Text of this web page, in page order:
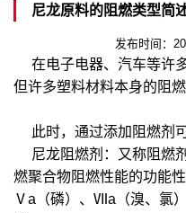
尼龙原料的阻燃类型简
发布时间：
在电子电器、汽车等许
但许多塑料材料本身的阻燃
此时，通过添加阻燃剂可
尼龙阻燃剂：又称阻燃
燃聚合物阻燃性能的功能
Ⅴa（磷）、Ⅶa（溴、氯